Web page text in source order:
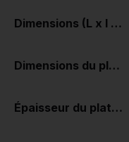
Dimensions (L x l x h)
Dimensions du plateau de table (L x l)
Épaisseur du plateau de table